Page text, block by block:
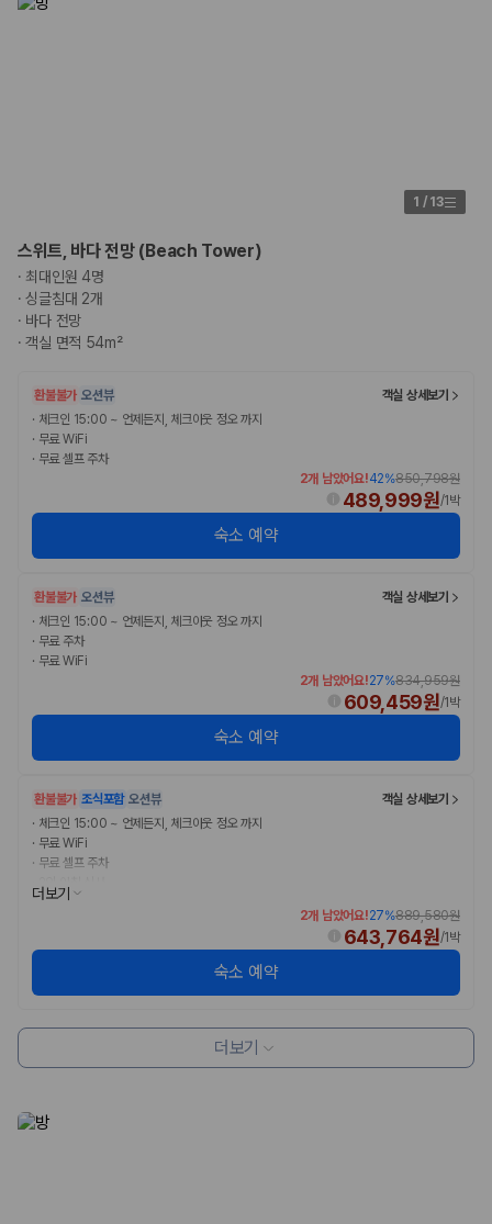
1 / 13
스위트, 바다 전망 (Beach Tower)
· 최대인원 4명
·싱글침대 2개
· 바다 전망
·객실 면적 54m²
환불불가 오션뷰
객실 상세보기
· 체크인 15:00 ~ 언제든지, 체크아웃 정오 까지
· 무료 WiFi
· 무료 셀프 주차
2개 남았어요!42%850,798원
489,999원/1박
숙소 예약
환불불가 오션뷰
객실 상세보기
· 체크인 15:00 ~ 언제든지, 체크아웃 정오 까지
· 무료 주차
· 무료 WiFi
2개 남았어요!27%834,959원
609,459원/1박
숙소 예약
환불불가 조식포함 오션뷰
객실 상세보기
· 체크인 15:00 ~ 언제든지, 체크아웃 정오 까지
· 무료 WiFi
· 무료 셀프 주차
2인 아침 식사
더보기
2개 남았어요!27%889,580원
643,764원/1박
숙소 예약
더보기